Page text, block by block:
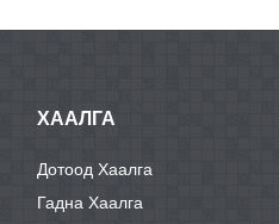
ХААЛГА
Дотоод Хаалга
Гадна Хаалга